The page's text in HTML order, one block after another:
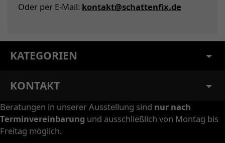
Oder per E-Mail: kontakt@schattenfix.de
KATEGORIEN
KONTAKT
Beratungen in unserer Ausstellung sind nur nach
Terminvereinbarung und ausschließlich von Montag bis
Freitag möglich.